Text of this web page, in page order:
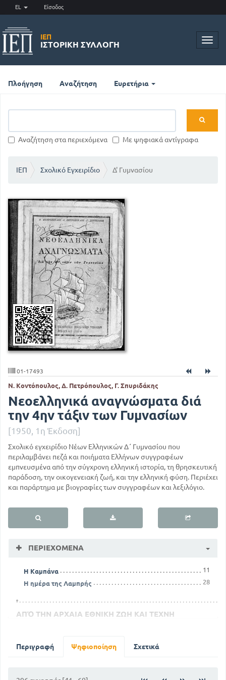
EL Είσοδος
ΙΕΠ
ΙΣΤΟΡΙΚΉ ΣΥΛΛΟΓΉ
Πλοήγηση Αναζήτηση Ευρετήρια
Αναζήτηση στα περιεχόμενα Με ψηφιακά αντίγραφα
ΙΕΠ Σχολικό Εγχειρίδιο Δ' Γυμνασίου
01-17493
Ν. Κοντόπουλος, Δ. Πετρόπουλος, Γ. Σπυριδάκης
Νεοελληνικά αναγνώσματα διά
την 4ην τάξιν των Γυμνασίων
[1950, 1η Έκδοση]
Σχολικό εγχειρίδιο Νέων Ελληνικών Δ΄ Γυμνασίου που
περιλαμβάνει πεζά και ποιήματα Ελλήνων συγγραφέων
εμπνευσμένα από την σύγχρονη ελληνική ιστορία, τη θρησκευτική
παράδοση, την οικογενειακή ζωή, και την ελληνική φύση. Περιέχει
και παράρτημα με βιογραφίες των συγγραφέων και λεξιλόγιο.
ΠΕΡΙΕΧΌΜΕΝΑ
Η Καμπάνα
11
Η ημέρα της Λαμπρής
28
ΑΠΌ ΤΗΝ ΑΡΧΑΙΑ ΕΘΝΙΚΗ ΖΩΗ ΚΑΙ ΤΕΧΝΗ
Περιγραφή Ψηφιοποίηση Σχετικά